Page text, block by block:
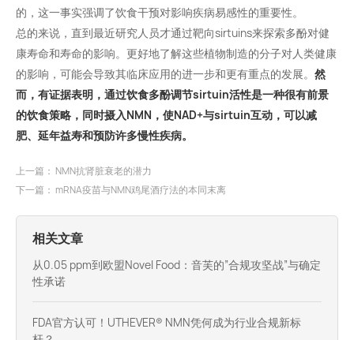
的，这一事实强调了饮食干预对影响疾病易感性的重要性。
总的来说，直到最近研究人员才通过靶向sirtuins来探索多酚对健
康寿命和寿命的影响。更好地了解这些植物制造的分子对人类健康
的影响，可能会导致其临床应用的进一步和更有重点的发展。 然
而，有证据表明，通过饮食多酚调节sirtuin活性是一种很有前景
的饮食策略，同时摄入NMN，使NAD+与sirtuin互动，可以减
肥、延年益寿和预防许多慢性疾病。
上一篇： NMN抗肾脏衰老的潜力
下一篇： mRNA疫苗与NMN鸡尾酒疗法的本同末离
相关文章
从0.05 ppm到欧盟Novel Food：音芙的”合规攻坚战”与确定
性承诺
FDA官方认可！UTHEVER® NMN凭何成为行业合规新标